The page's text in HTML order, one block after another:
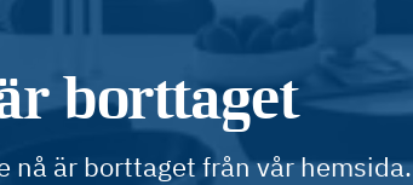
borttaget
nå är borttaget från vår hemsida.